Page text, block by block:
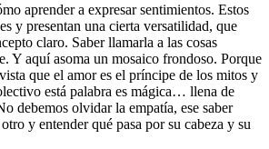
aprender a expresar sentimientos. Estos
y presentan una cierta versatilidad, que
claro. Saber llamarla a las cosas
Y aquí asoma un mosaico frondoso. Porque
que el amor es el príncipe de los mitos y
está palabra es mágica… llena de
debemos olvidar la empatía, ese saber
y entender qué pasa por su cabeza y su